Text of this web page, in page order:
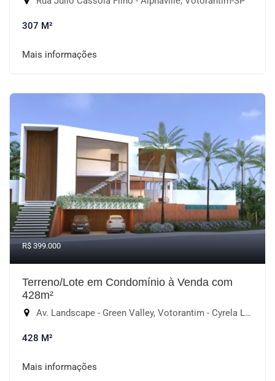
307 M²
Mais informações
R$ 399.000
Terreno/Lote em Condomínio à Venda com
428m²
Av. Landscape - Green Valley, Votorantim - Cyrela Landscape Esplanada, Votorantim-SP
428 M²
Mais informações